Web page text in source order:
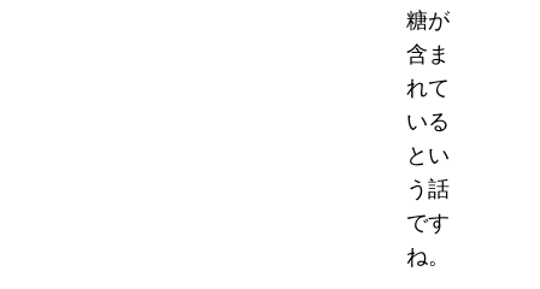
糖が
含ま
れて
いる
とい
う話
です
ね。